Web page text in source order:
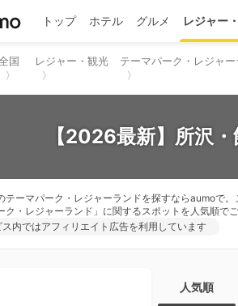
トップ ホテル グルメ レジャー
国 レジャー・観光 テーマパーク・レジャー
【2026最新】所沢
テーマパーク・レジャーランドを探すならaumoで
ク・レジャーランド」に関するスポットを人気順で
内ではアフィリエイト広告を利用しています
人気順